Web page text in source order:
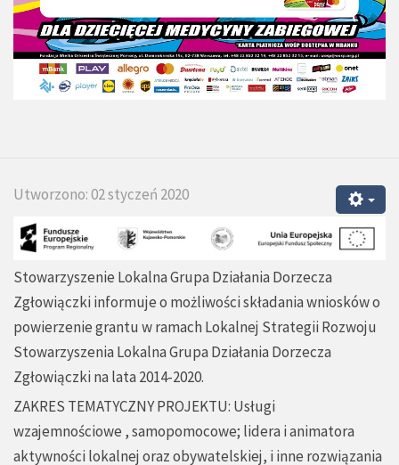
Utworzono: 02 styczeń 2020
Stowarzyszenie Lokalna Grupa Działania Dorzecza
Zgłowiączki informuje o możliwości składania wniosków o
powierzenie grantu w ramach Lokalnej Strategii Rozwoju
Stowarzyszenia Lokalna Grupa Działania Dorzecza
Zgłowiączki na lata 2014-2020.
ZAKRES TEMATYCZNY PROJEKTU: Usługi
wzajemnościowe , samopomocowe; lidera i animatora
aktywności lokalnej oraz obywatelskiej, i inne rozwiązania